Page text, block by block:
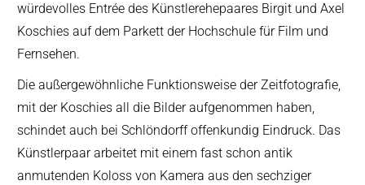
würdevolles Entrée des Künstlerehepaares Birgit und Axel
Koschies auf dem Parkett der Hochschule für Film und
Fernsehen.
Die außergewöhnliche Funktionsweise der Zeitfotografie,
mit der Koschies all die Bilder aufgenommen haben,
schindet auch bei Schlöndorff offenkundig Eindruck. Das
Künstlerpaar arbeitet mit einem fast schon antik
anmutenden Koloss von Kamera aus den sechziger